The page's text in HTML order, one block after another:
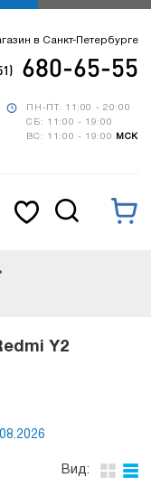
ПН-ПТ: 11:00 - 20:00
СБ: 11:00 - 19:00
ВС: 11:00 - 19:00
МСК
в Санкт-Петербурге
680-65-55
Y2
Вид: